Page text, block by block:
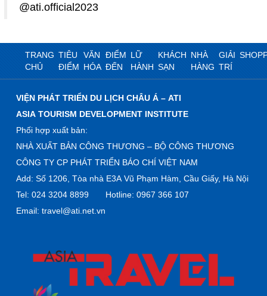
@ati.official2023
TRANG
CHỦ
TIÊU
ĐIỂM
VĂN
HÓA
ĐIỂM
ĐẾN
LỮ
HÀNH
KHÁCH
SẠN
NHÀ
HÀNG
GIẢI
TRÍ
VIỆN PHÁT TRIỂN DU LỊCH CHÂU Á – ATI
ASIA TOURISM DEVELOPMENT INSTITUTE
Phối hợp xuất bản:
NHÀ XUẤT BẢN CÔNG THƯƠNG – BỘ CÔNG THƯƠNG
CÔNG TY CP PHÁT TRIỂN BÁO CHÍ VIỆT NAM
Add: Số 1206, Tòa nhà E3A Vũ Phạm Hàm, Cầu Giấy, Hà Nội
Tel: 024 3204 8899 Hotline: 0967 366 107
Email: travel@ati.net.vn